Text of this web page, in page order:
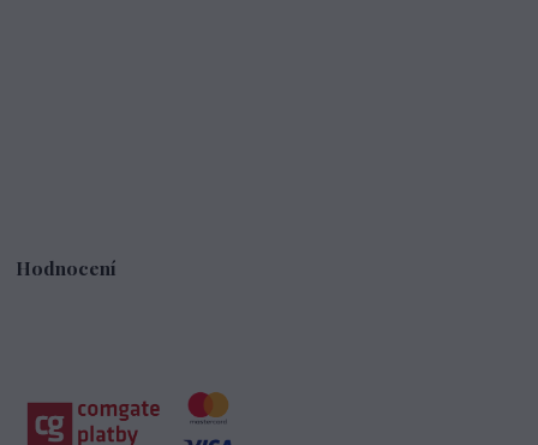
Hodnocení